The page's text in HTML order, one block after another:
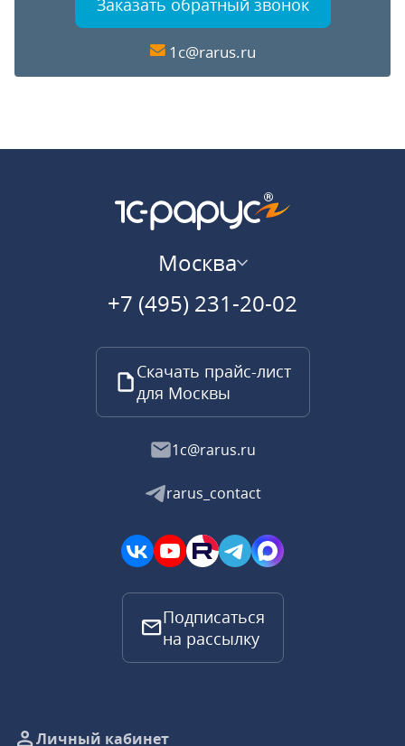
Заказать обратный звонок
1c@rarus.ru
Москва
+7 (495) 231-20-02
Скачать прайс-лист
для Москвы
1c@rarus.ru
rarus_contact
Подписаться
на рассылку
Личный кабинет